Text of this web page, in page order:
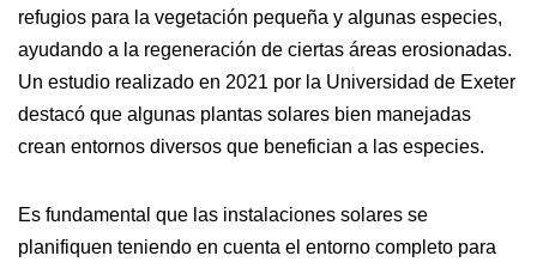
refugios para la vegetación pequeña y algunas especies,
ayudando a la regeneración de ciertas áreas erosionadas.
Un estudio realizado en 2021 por la Universidad de Exeter
destacó que algunas plantas solares bien manejadas
crean entornos diversos que benefician a las especies.
Es fundamental que las instalaciones solares se
planifiquen teniendo en cuenta el entorno completo para